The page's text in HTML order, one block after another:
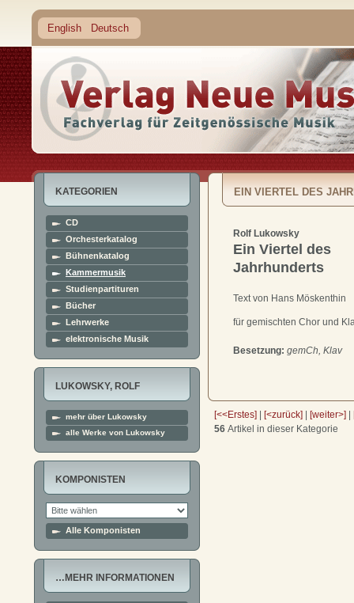
English Deutsch
KATEGORIEN
CD
Orchesterkatalog
Bühnenkatalog
Kammermusik
Studienpartituren
Bücher
Lehrwerke
elektronische Musik
LUKOWSKY, ROLF
mehr über Lukowsky
alle Werke von Lukowsky
KOMPONISTEN
Alle Komponisten
…MEHR INFORMATIONEN
EIN VIERTEL DES
Rolf Lukowsky
Ein Viertel des
Jahrhunderts
Text von Hans Möskenthin
für gemischten Chor und
Besetzung: gemCh, Klav
[<<Erstes] [<zurück] [weiter>]
56 Artikel in dieser Kategorie